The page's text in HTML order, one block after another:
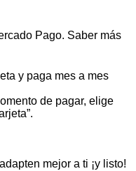
Pago. Saber más
y paga mes a mes
de pagar, elige
mejor a ti ¡y listo!